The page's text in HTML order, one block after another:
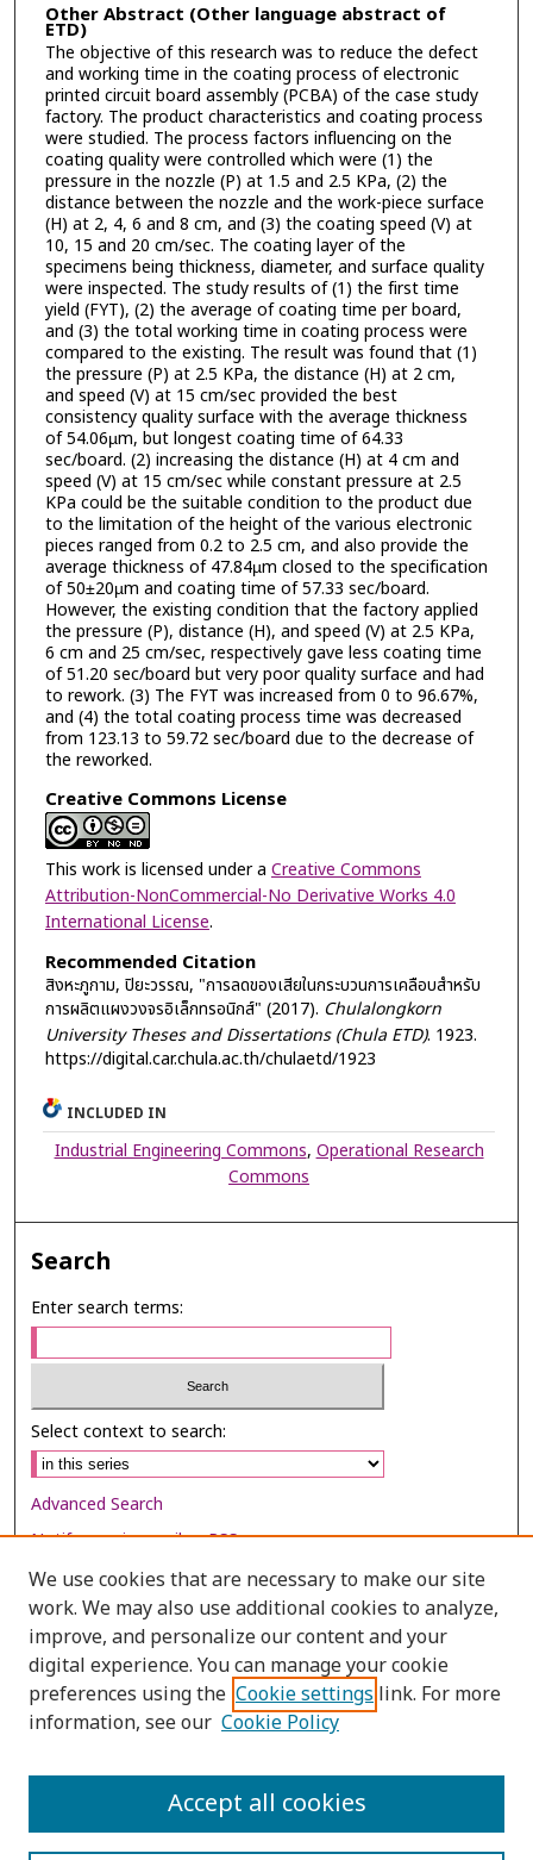
Other Abstract (Other language abstract of
ETD)
The objective of this research was to reduce the defect
and working time in the coating process of electronic
printed circuit board assembly (PCBA) of the case study
factory. The product characteristics and coating process
were studied. The process factors influencing on the
coating quality were controlled which were (1) the
pressure in the nozzle (P) at 1.5 and 2.5 KPa, (2) the
distance between the nozzle and the work-piece surface
(H) at 2, 4, 6 and 8 cm, and (3) the coating speed (V) at
10, 15 and 20 cm/sec. The coating layer of the
specimens being thickness, diameter, and surface quality
were inspected. The study results of (1) the first time
yield (FYT), (2) the average of coating time per board,
and (3) the total working time in coating process were
compared to the existing. The result was found that (1)
the pressure (P) at 2.5 KPa, the distance (H) at 2 cm,
and speed (V) at 15 cm/sec provided the best
consistency quality surface with the average thickness
of 54.06µm, but longest coating time of 64.33
sec/board. (2) increasing the distance (H) at 4 cm and
speed (V) at 15 cm/sec while constant pressure at 2.5
KPa could be the suitable condition to the product due
to the limitation of the height of the various electronic
pieces ranged from 0.2 to 2.5 cm, and also provide the
average thickness of 47.84µm closed to the specification
of 50±20µm and coating time of 57.33 sec/board.
However, the existing condition that the factory applied
the pressure (P), distance (H), and speed (V) at 2.5 KPa,
6 cm and 25 cm/sec, respectively gave less coating time
of 51.20 sec/board but very poor quality surface and had
to rework. (3) The FYT was increased from 0 to 96.67%,
and (4) the total coating process time was decreased
from 123.13 to 59.72 sec/board due to the decrease of
the reworked.
Creative Commons License
This work is licensed under a Creative Commons
Attribution-NonCommercial-No Derivative Works 4.0
International License.
Recommended Citation
สิงหะภูกาม, ปิยะวรรณ, "การลดของเสียในกระบวนการเคลือบสำหรับ
การผลิตแผงวงจรอิเล็กทรอนิกส์" (2017). Chulalongkorn
University Theses and Dissertations (Chula ETD). 1923.
https://digital.car.chula.ac.th/chulaetd/1923
INCLUDED IN
Industrial Engineering Commons, Operational Research
Commons
Search
Enter search terms:
Select context to search:
Advanced Search
Notify me via email orRSS
Browse
Collections
Disciplines
Authors
We use cookies that are necessary to make our site
work. We may also use additional cookies to analyze,
improve, and personalize our content and your
digital experience. You can manage your cookie
preferences using the Cookie settings link. For more
information, see our Cookie Policy
Accept all cookies